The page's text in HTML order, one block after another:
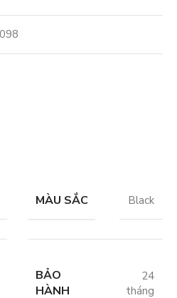
MÀU SẮC Black
BẢO
HÀNH
24
tháng